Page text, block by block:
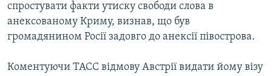
спростувати факти утиску свободи слова в
анексованому Криму, визнав, що був
громадянином Росії задовго до анексії півострова.
Коментуючи ТАСС відмову Австрії видати йому візу